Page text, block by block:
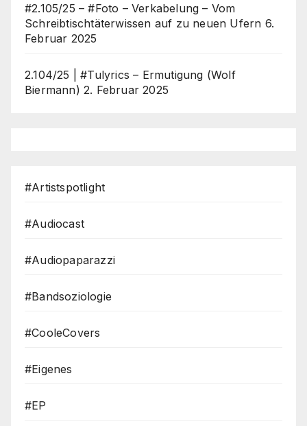
#2.105/25 – #Foto – Verkabelung – Vom
Schreibtischtäterwissen auf zu neuen Ufern 6.
Februar 2025
2.104/25 | #Tulyrics – Ermutigung (Wolf
Biermann) 2. Februar 2025
#Artistspotlight
#Audiocast
#Audiopaparazzi
#Bandsoziologie
#CooleCovers
#Eigenes
#EP